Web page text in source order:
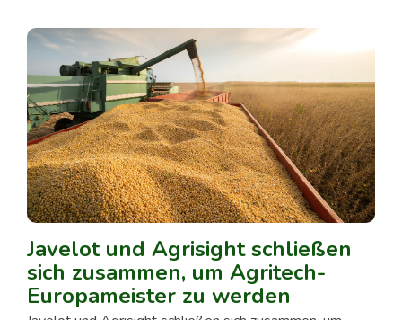
Javelot und Agrisight schließen
sich zusammen, um Agritech-
Europameister zu werden